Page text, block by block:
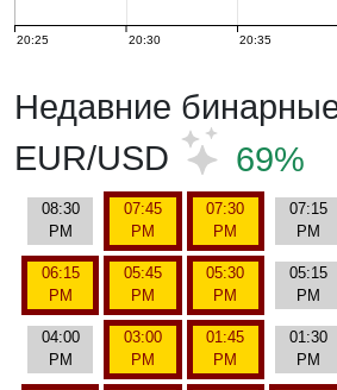
20:25 20:30 20:35
Недавние
EUR/USD
69%
08:30
PM
07:45
PM
07:30
PM
07:15
PM
06:15
PM
05:45
PM
05:30
PM
05:15
PM
04:00
PM
03:00
PM
01:45
PM
01:30
PM